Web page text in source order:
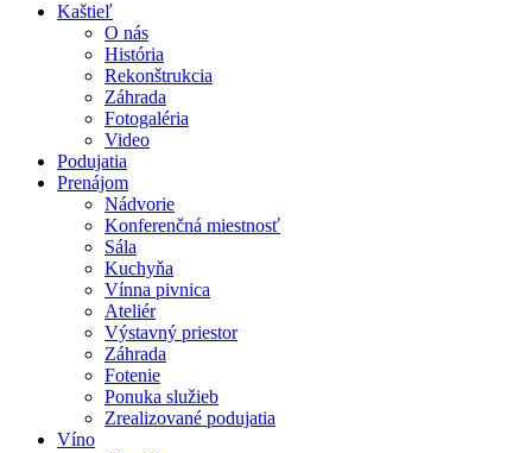
Kaštieľ
O nás
História
Rekonštrukcia
Záhrada
Fotogaléria
Video
Podujatia
Prenájom
Nádvorie
Konferenčná miestnosť
Sála
Kuchyňa
Vínna pivnica
Ateliér
Výstavný priestor
Záhrada
Fotenie
Ponuka služieb
Zrealizované podujatia
Víno